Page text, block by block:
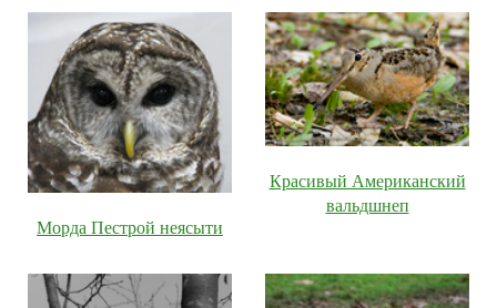
Морда Пестрой неясыти
Красивый Американский
вальдшнеп